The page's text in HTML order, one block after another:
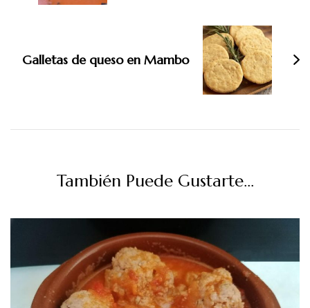
Galletas de queso en Mambo
También Puede Gustarte...